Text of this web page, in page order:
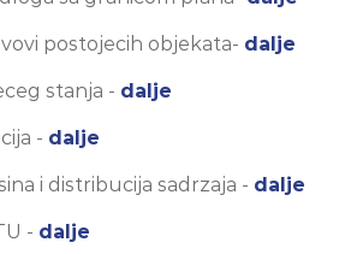
postojecih objekata- dalje
stanja - dalje
- dalje
i distribucija sadrzaja - dalje
- dalje